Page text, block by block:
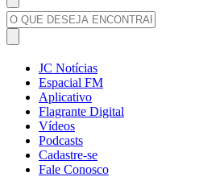
JC Notícias
Espacial FM
Aplicativo
Flagrante Digital
Vídeos
Podcasts
Cadastre-se
Fale Conosco